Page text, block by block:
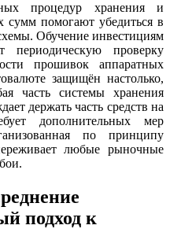
процедур хранения и
сумм помогают убедиться в
Обучение инвестициям
периодическую проверку
прошивок аппаратных
защищён настолько,
часть системы хранения
держать часть средств на
дополнительных мер
по принципу
любые рыночные
подход к